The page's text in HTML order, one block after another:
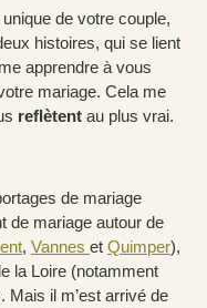
de votre couple,
histoires, qui se lient
apprendre à vous
mariage. Cela me
reflètent au plus vrai.
de mariage
de mariage autour de
, Vannes et Quimper),
la Loire (notamment
Mais il m’est arrivé de